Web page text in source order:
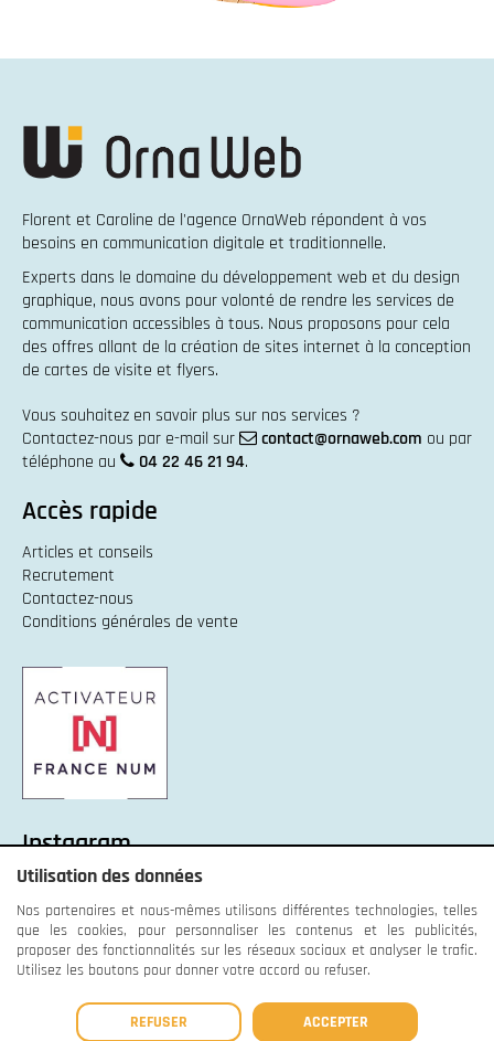
Florent et Caroline de l'agence OrnaWeb répondent à vos
besoins en communication digitale et traditionnelle.
Experts dans le domaine du développement web et du design
graphique, nous avons pour volonté de rendre les services de
communication accessibles à tous. Nous proposons pour cela
des offres allant de la création de sites internet à la conception
de cartes de visite et flyers.
Vous souhaitez en savoir plus sur nos services ?
Contactez-nous par e-mail sur
contact@ornaweb.com ou par
téléphone au
04 22 46 21 94.
Accès rapide
Articles et conseils
Recrutement
Contactez-nous
Conditions générales de vente
Instagram
© OrnaWeb - 2013 - 2026 - Mentions légales-
Données
Utilisation des données
Nos partenaires et nous-mêmes utilisons différentes technologies, telles
que les cookies, pour personnaliser les contenus et les publicités,
proposer des fonctionnalités sur les réseaux sociaux et analyser le trafic.
Utilisez les boutons pour donner votre accord ou refuser.
REFUSER ACCEPTER